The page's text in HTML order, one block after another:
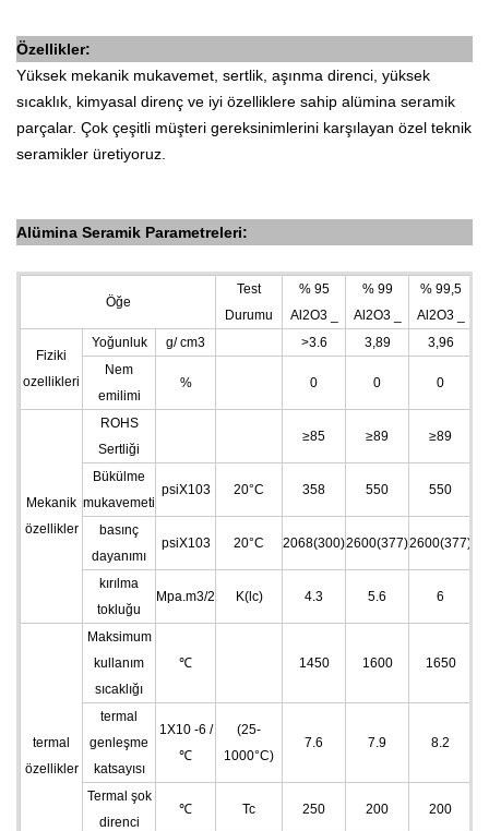
Özellikler:
Yüksek mekanik mukavemet, sertlik, aşınma direnci, yüksek
sıcaklık, kimyasal direnç ve iyi özelliklere sahip alümina seramik
parçalar. Çok çeşitli müşteri gereksinimlerini karşılayan özel teknik
seramikler üretiyoruz.
Alümina Seramik Parametreleri:
Öğe
Test
Durumu
%95
Al2O3
%99
Al2O3
%99,5
Al2O3
Fiziki
ozellikleri
Yoğunluk g/cm3 >3.6 3,89
3,96
Nem
emilimi
% 0 0 0
Mekanik
özellikler
ROHS
Sertliği
≥85 ≥89 ≥89
Bükülme
mukavemeti
psiX103 20°C 358 550 550
basınç
dayanımı
psiX103 20°C 2068(300)2600(377)2600(377)
kırılma
tokluğu
Mpa.m3/2 K(lc) 4.3 5.6 6
termal
özellikler
Maksimum
kullanım
sıcaklığı
℃ 1450 1600 1650
termal
genleşme
katsayısı
1X10 -6 /
℃
(25-
1000°C)
7.6 7.9 8.2
Termal şok
direnci
℃ Tc 250 200 200